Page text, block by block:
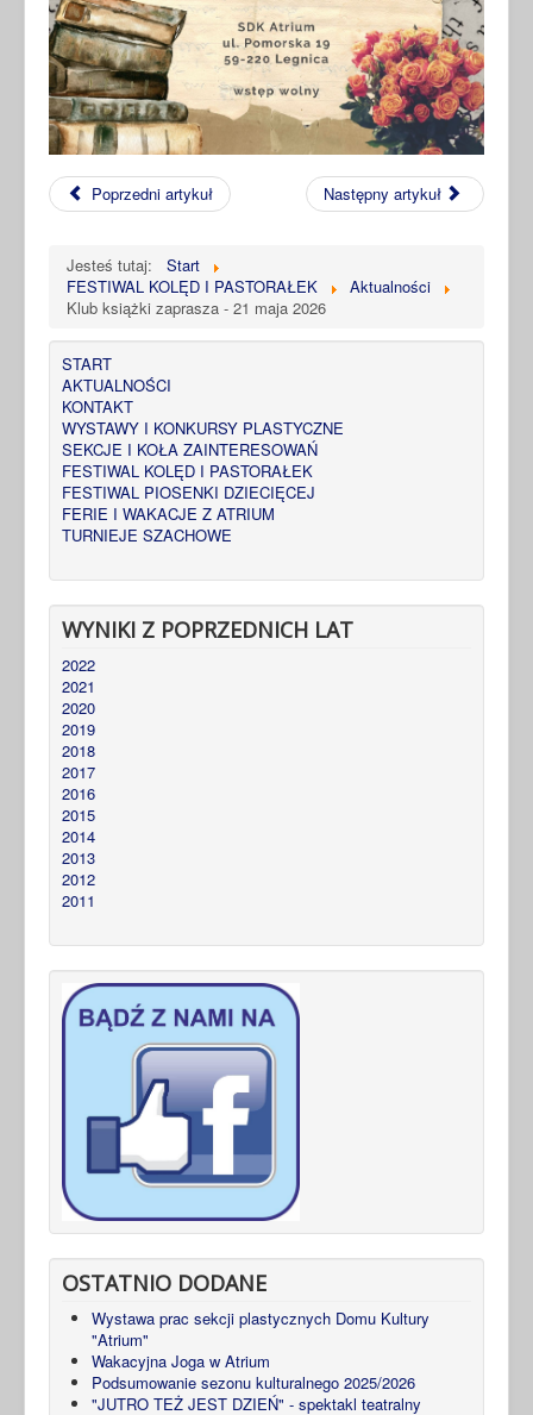
Poprzedni artykuł Następny artykuł
Jesteś tutaj:
Start
FESTIWAL KOLĘD I PASTORAŁEK
Aktualności
Klub książki zaprasza - 21 maja 2026
START
AKTUALNOŚCI
KONTAKT
WYSTAWY I KONKURSY PLASTYCZNE
SEKCJE I KOŁA ZAINTERESOWAŃ
FESTIWAL KOLĘD I PASTORAŁEK
FESTIWAL PIOSENKI DZIECIĘCEJ
FERIE I WAKACJE Z ATRIUM
TURNIEJE SZACHOWE
WYNIKI Z POPRZEDNICH LAT
2022
2021
2020
2019
2018
2017
2016
2015
2014
2013
2012
2011
OSTATNIO DODANE
Wystawa prac sekcji plastycznych Domu Kultury
"Atrium"
Wakacyjna Joga w Atrium
Podsumowanie sezonu kulturalnego 2025/2026
"JUTRO TEŻ JEST DZIEŃ" - spektakl teatralny